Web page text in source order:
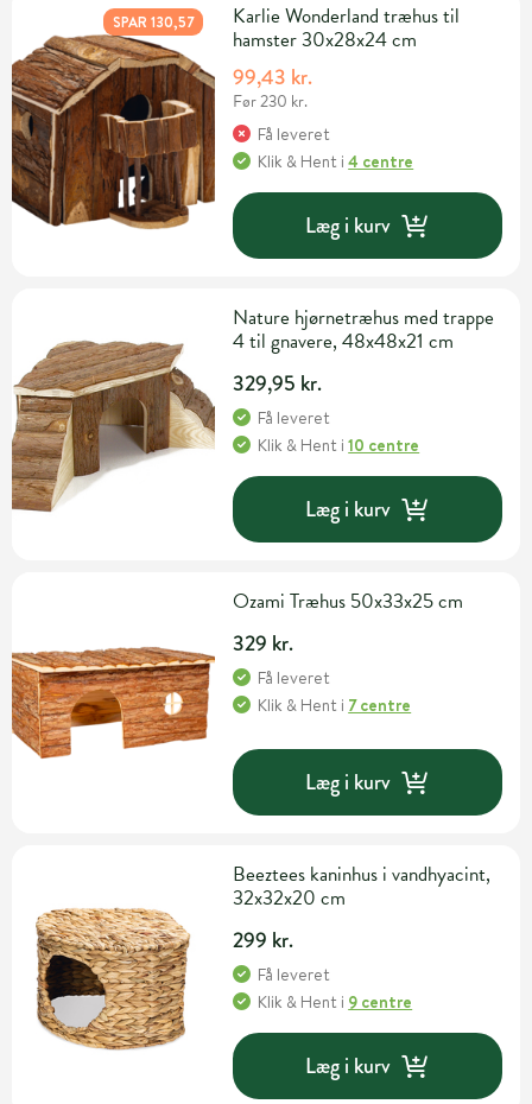
SPAR 130,57
Karlie Wonderland træhus til
hamster 30x28x24 cm
99,43 kr.
Før 230 kr.
Få leveret
Klik & Hent i4 centre
Læg i kurv
Nature hjørnetræhus med trappe
4 til gnavere, 48x48x21 cm
329,95 kr.
Få leveret
Klik & Hent i10 centre
Læg i kurv
Ozami Træhus 50x33x25 cm
329 kr.
Få leveret
Klik & Hent i 7 centre
Læg i kurv
Beeztees kaninhus i vandhyacint,
32x32x20 cm
299 kr.
Få leveret
Klik & Hent i 9 centre
Læg i kurv